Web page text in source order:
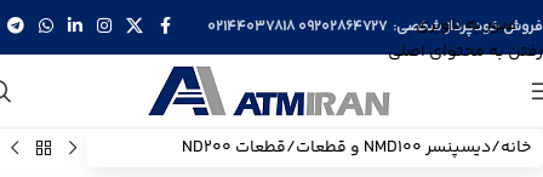
عبور به ناوبری
رفتن به محتوای اصلی
فروش خودپرداز شخصی:09202864727
02144037818
خانه/دیسپنسر NMD100 و قطعات /قطعات ND200